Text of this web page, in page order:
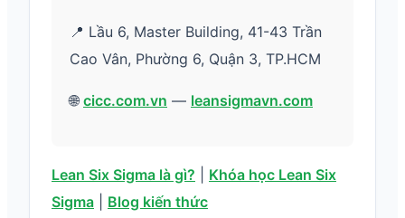
📍 Lầu 6, Master Building, 41-43 Trần
Cao Vân, Phường 6, Quận 3, TP.HCM
🌐 cicc.com.vn — leansigmavn.com
Lean Six Sigma là gì?
Khóa học Lean Six
Sigma
Blog kiến thức